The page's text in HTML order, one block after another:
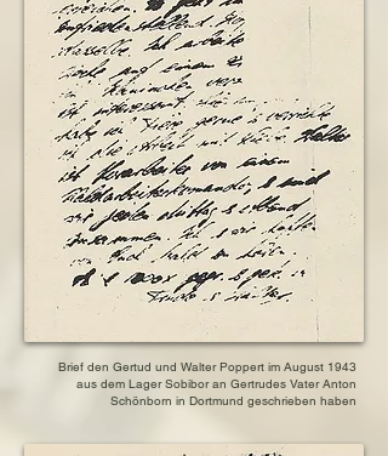
Brief den Gertud und Walter Poppert im August 1943
aus dem Lager Sobibor an Gertrudes Vater Anton
Schönborn in Dortmund geschrieben haben